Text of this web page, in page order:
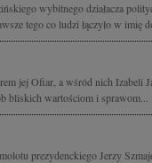
wybitnego działacza
tego co ludzi łączyło w imię
jej Ofiar, a wśród nich Izabeli
bliskich wartościom i sprawom...
prezydenckiego Jerzy